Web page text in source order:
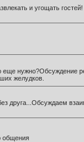
и угощать
нужно?Обсуждение
желудков.
друга...Обсуждаем
общения